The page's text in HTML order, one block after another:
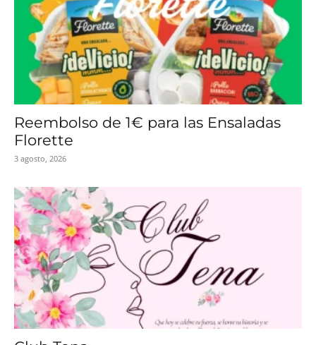
Reembolso de 1€ para las Ensaladas
Florette
3 agosto, 2026